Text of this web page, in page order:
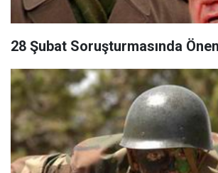
28 Şubat Soruşturmasında